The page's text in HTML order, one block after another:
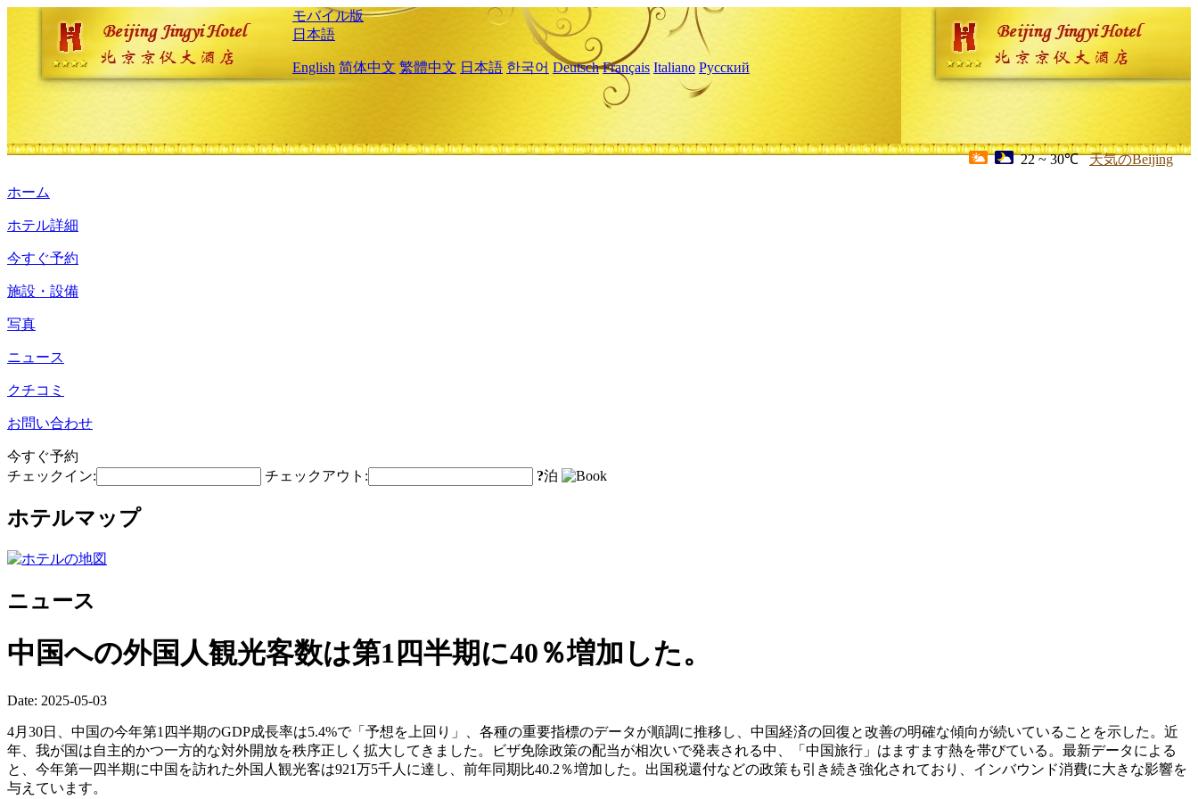
モバイル版
日本語
English 简体中文 繁體中文 日本語 한국어 Deutsch Français Italiano Русский
22 ~ 30℃ 天気のBeijing
ホーム
ホテル詳細
今すぐ予約
施設・設備
写真
ニュース
クチコミ
お問い合わせ
今すぐ予約
チェックイン:
チェックアウト: ?泊
ホテルマップ
ニュース
中国への外国人観光客数は第1四半期に40％増加した。
Date: 2025-05-03
4月30日、中国の今年第1四半期のGDP成長率は5.4%で「予想を上回り」、各種の重要指標のデータが順調に推移し、中国経済の回復と改善の明確な傾向が続いていることを示した。近
年、我が国は自主的かつ一方的な対外開放を秩序正しく拡大してきました。ビザ免除政策の配当が相次いで発表される中、「中国旅行」はますます熱を帯びている。最新データによる
と、今年第一四半期に中国を訪れた外国人観光客は921万5千人に達し、前年同期比40.2％増加した。出国税還付などの政策も引き続き強化されており、インバウンド消費に大きな影響を
与えています。